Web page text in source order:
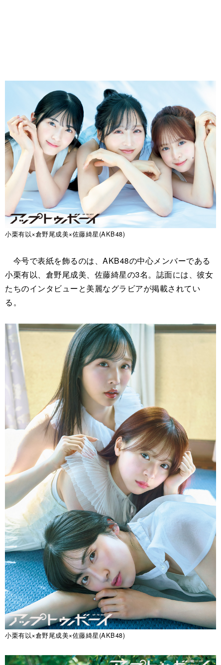
小栗有以×倉野尾成美×佐藤綺星(AKB48)
今号で表紙を飾るのは、AKB48の中心メンバーである
小栗有以、倉野尾成美、佐藤綺星の3名。誌面には、彼女
たちのインタビューと美麗なグラビアが掲載されてい
る。
小栗有以×倉野尾成美×佐藤綺星(AKB48)